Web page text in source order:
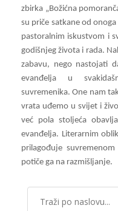
zbirka „Božićna
su priče satkane od
pastoralnim iskustvom i
godišnjeg života i rada.
zabavu, nego nastojati
evanđelja u
suvremenika. One nam
vrata uđemo u svijet i
već pola stoljeća
evanđelja. Literarnim
prilagođuje
potiče ga na razmišljanje.